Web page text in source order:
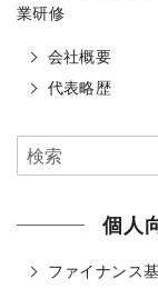
業研修
会社概要
代表略歴
個人
ファイナンス